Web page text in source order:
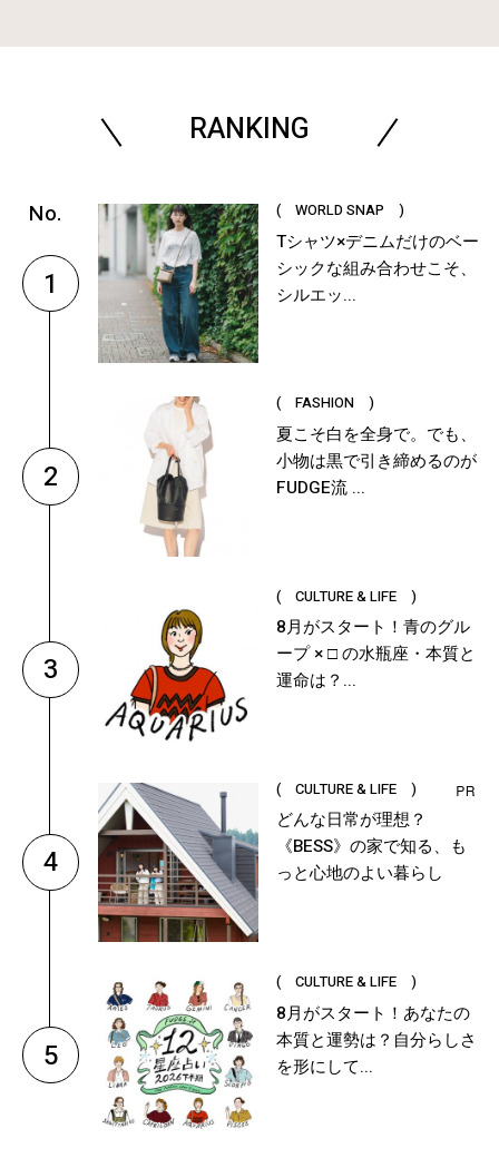
RANKING
1
( WORLD SNAP )
Tシャツ×デニムだけのベー
シックな組み合わせこそ、
シルエッ...
2
( FASHION )
夏こそ白を全身で。でも、
小物は黒で引き締めるのが
FUDGE流 ...
3
( CULTURE & LIFE )
8月がスタート！青のグル
ープ × □ の水瓶座・本質と
運命は？...
4
( CULTURE & LIFE )
どんな日常が理想？
《BESS》の家で知る、も
っと心地のよい暮らし
5
( CULTURE & LIFE )
8月がスタート！あなたの
本質と運勢は？自分らしさ
を形にして...